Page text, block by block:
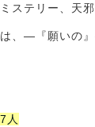
ステリー、天邪
、―『願いの
人